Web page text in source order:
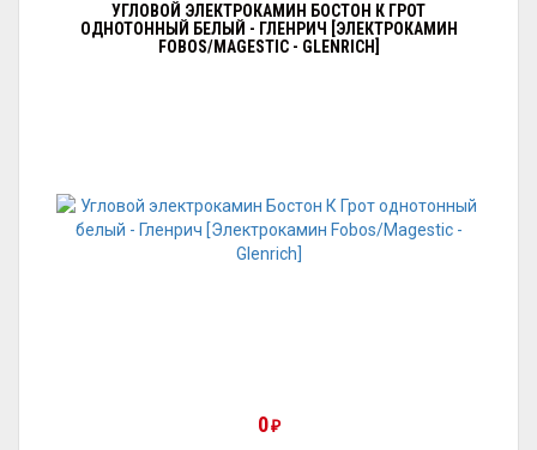
УГЛОВОЙ ЭЛЕКТРОКАМИН БОСТОН К ГРОТ
ОДНОТОННЫЙ БЕЛЫЙ - ГЛЕНРИЧ [ЭЛЕКТРОКАМИН
FOBOS/MAGESTIC - GLENRICH]
0 ₽